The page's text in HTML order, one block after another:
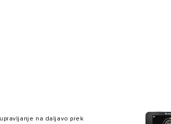
na daljavo prek